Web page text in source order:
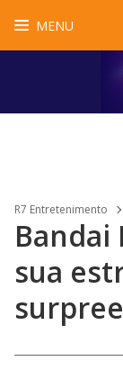
MENU
R7 Entretenimento
Bandai
sua